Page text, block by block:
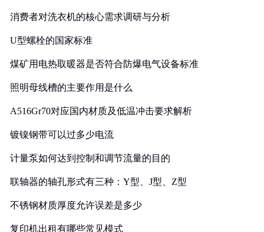
消费者对洗衣机的核心需求调研与分析
U型螺栓的国家标准
煤矿用电热取暖器是否符合防爆电气设备标准
照明母线槽的主要作用是什么
A516Gr70对应国内材质及低温冲击要求解析
镀镍钢带可以过多少电流
计量泵如何达到控制和调节流量的目的
联轴器的轴孔形式有三种：Y型、J型、Z型
不锈钢材质厚度允许误差是多少
复印机出租有哪些常见模式